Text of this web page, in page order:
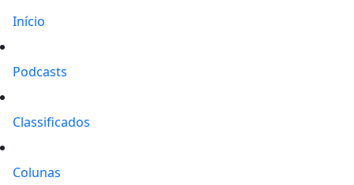
Início
Podcasts
Classificados
Colunas